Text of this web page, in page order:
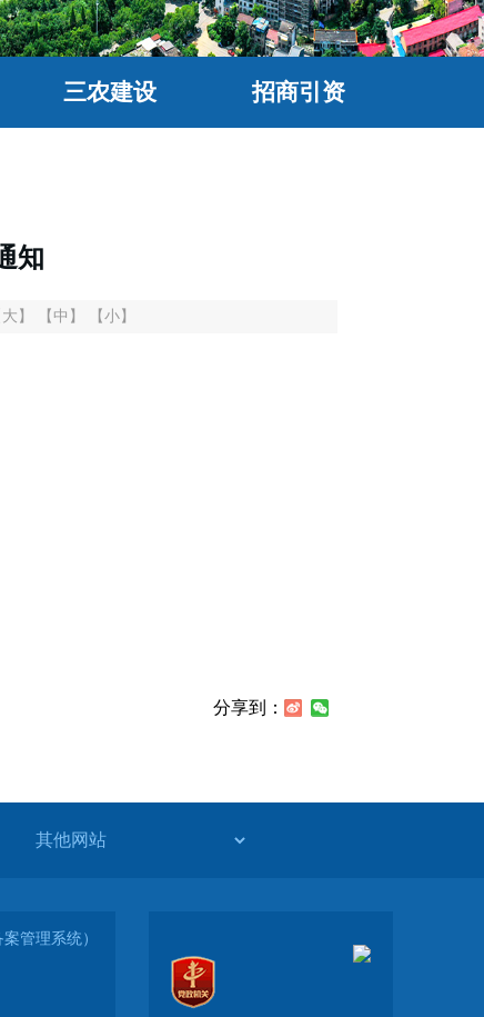
三农建设 招商引资
知
大】 【中】 【小】
分享到：
管理系统）